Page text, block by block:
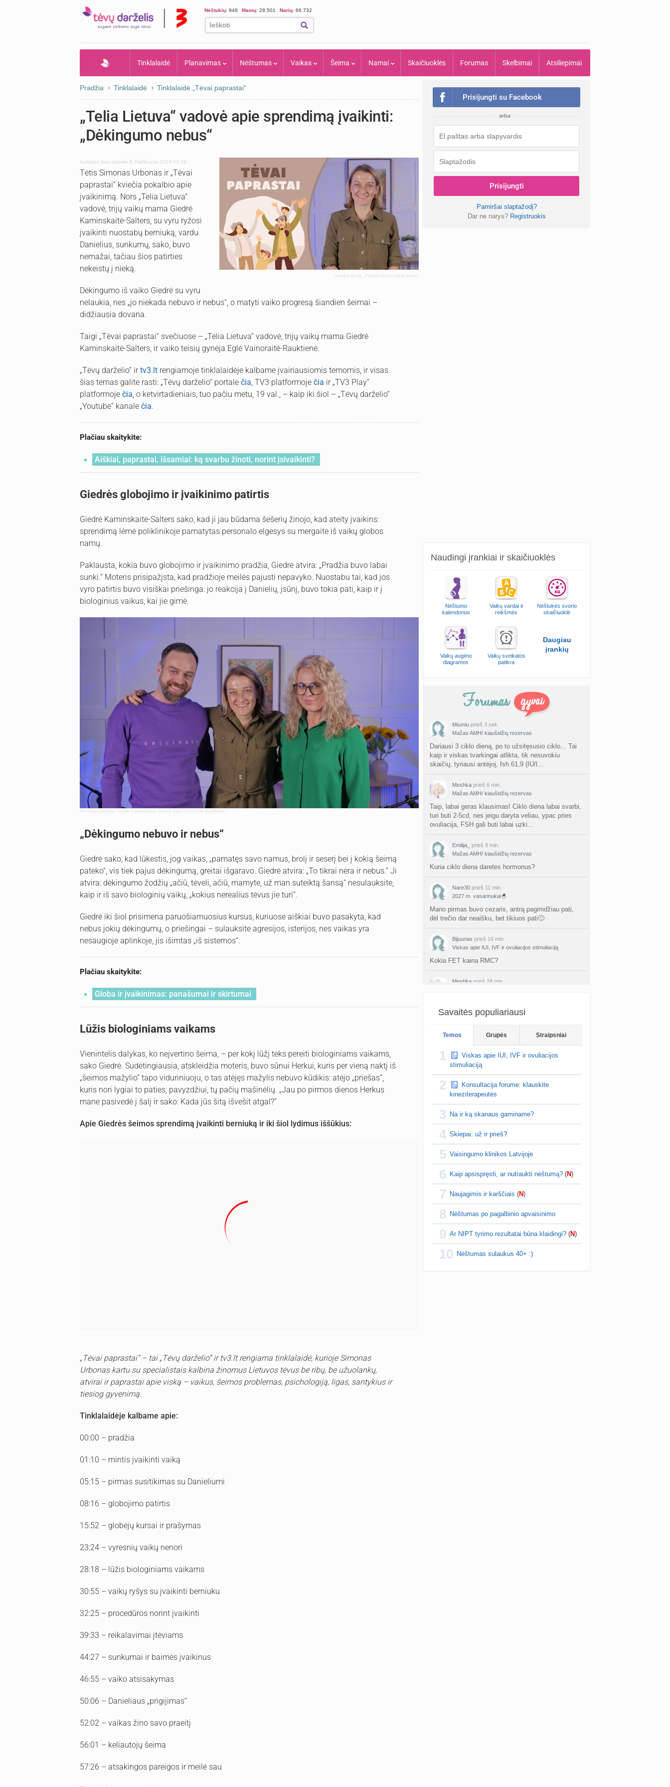
Nėštukių: 949 Mamų: 28.501 Narių: 66.732
Tinklalaidė Planavimas Nėštumas Vaikas Šeima Namai Skaičiuoklės Forumas Skelbimai Atsiliepimai
Pradžia Tinklalaidė Tinklalaidė „Tėvai paprastai“
„Telia Lietuva“ vadovė apie sprendimą įvaikinti:
„Dėkingumo nebus“
Autorius:tevu-darzelis.lt Publikuota: 2024-05-28
Giedrė atvira: „Pradžia buvo labai sunki“
Tėtis Simonas Urbonas ir „Tėvai
paprastai“ kviečia pokalbio apie
įvaikinimą. Nors „Telia Lietuva“
vadovė, trijų vaikų mama Giedrė
Kaminskaitė-Salters, su vyru ryžosi
įvaikinti nuostabų berniuką, vardu
Danielius, sunkumų, sako, buvo
nemažai, tačiau šios patirties
nekeistų į nieką.
Dėkingumo iš vaiko Giedrė su vyru
nelaukia, nes „jo niekada nebuvo ir nebus“, o matyti vaiko progresą šiandien šeimai –
didžiausia dovana.
Taigi „Tėvai paprastai“ svečiuose – „Telia Lietuva“ vadovė, trijų vaikų mama Giedrė
Kaminskaitė-Salters, ir vaiko teisių gynėja Eglė Vainoraitė-Rauktienė.
„Tėvų darželio“ irtv3.lt rengiamoje tinklalaidėje kalbame įvairiausiomis temomis, ir visas
šias temas galite rasti: „Tėvų darželio“ portale čia, TV3 platformoje čia ir „TV3 Play“
platformoje čia, o ketvirtadieniais, tuo pačiu metu, 19 val., – kaip iki šiol – „Tėvų darželio“
„Youtube“ kanale čia.
Plačiau skaitykite:
Aiškiai, paprastai, išsamiai: ką svarbu žinoti, norint įsivaikinti?
Giedrės globojimo ir įvaikinimo patirtis
Giedrė Kaminskaitė-Salters sako, kad ji jau būdama šešerių žinojo, kad ateity įvaikins:
sprendimą lėmė poliklinikoje pamatytas personalo elgesys su mergaite iš vaikų globos
namų.
Paklausta, kokia buvo globojimo ir įvaikinimo pradžia, Giedrė atvira: „Pradžia buvo labai
sunki.“ Moteris prisipažįsta, kad pradžioje meilės pajusti nepavyko. Nuostabu tai, kad jos
vyro patirtis buvo visiškai priešinga: jo reakcija į Danielių, įsūnį, buvo tokia pati, kaip ir į
biologinius vaikus, kai jie gimė.
Simonas Urbonas, Giedrė Kaminskaitė-Salters, Eglė Vainoraitė-Rauktienė
„Dėkingumo nebuvo ir nebus“
Giedrė sako, kad lūkestis, jog vaikas, „pamatęs savo namus, brolį ir seserį bei į kokią šeimą
pateko“, vis tiek pajus dėkingumą, greitai išgaravo. Giedrė atvira: „To tikrai nėra ir nebus.“ Ji
atvira: dėkingumo žodžių „ačiū, tėveli, ačiū, mamyte, už man suteiktą šansą“ nesulauksite,
kaip ir iš savo biologinių vaikų, „kokius nerealius tėvus jie turi“.
Giedrė iki šiol prisimena paruošiamuosius kursus, kuriuose aiškiai buvo pasakyta, kad
nebus jokių dėkingumų, o priešingai – sulauksite agresijos, isterijos, nes vaikas yra
nesaugioje aplinkoje, jis išimtas „iš sistemos“.
Plačiau skaitykite:
Globa ir įvaikinimas: panašumai ir skirtumai
Lūžis biologiniams vaikams
Vienintelis dalykas, ko neįvertino šeima, – per kokį lūžį teks pereiti biologiniams vaikams,
sako Giedrė. Sudėtingiausia, atskleidžia moteris, buvo sūnui Herkui, kuris per vieną naktį iš
„šeimos mažylio“ tapo viduriniuoju, o tas atėjęs mažylis nebuvo kūdikis: atėjo „priešas“,
kuris nori lygiai to paties, pavyzdžiui, tų pačių mašinėlių. „Jau po pirmos dienos Herkus
mane pasivedė į šalį ir sako: Kada jūs šitą išvešit atgal?“
Apie Giedrės šeimos sprendimą įvaikinti berniuką ir iki šiol lydimus iššūkius:
„Tėvai paprastai“ – tai „Tėvų darželio“ ir tv3.lt rengiama tinklalaidė, kurioje Simonas
Urbonas kartu su specialistais kalbina žinomus Lietuvos tėvus be ribų, be užuolankų,
atvirai ir paprastai apie viską – vaikus, šeimos problemas, psichologiją, ligas, santykius ir
tiesiog gyvenimą.
Tinklalaidėje kalbame apie:
00:00 – pradžia
01:10 – mintis įvaikinti vaiką
05:15 – pirmas susitikimas su Danieliumi
08:16 – globojimo patirtis
15:52 – globėjų kursai ir prašymas
23:24 – vyresnių vaikų nenori
28:18 – lūžis biologiniams vaikams
30:55 – vaikų ryšys su įvaikinti berniuku
32:25 – procedūros norint įvaikinti
39:33 – reikalavimai įtėviams
44:27 – sunkumai ir baimės įvaikinus
46:55 – vaiko atsisakymas
50:06 – Danieliaus „prigijimas“
52:02 – vaikas žino savo praeitį
56:01 – keliautojų šeima
57:26 – atsakingos pareigos ir meilė sau
Prisijungti su Facebook
arba
Prisijungti
Pamiršai slaptažodį?
Dar ne narys? Registruokis
Naudingi įrankiai ir skaičiuoklės
Nėštumo
kalendorius
Vaikų vardai ir
reikšmės
Nėštukės svorio
skaičiuoklė
Vaikų augimo
diagramos
Vaikų sveikatos
patikra
Daugiau
įrankių
Miumiu prieš 3 sek.
Mažas AMH/ kiaušidžių rezervas
Dariausi 3 ciklo dieną, po to užsitęsusio ciklo... Tai
kaip ir viskas tvarkingai atlikta, tik nesuvokiu
skaičių, tyriausi antėjoj, fsh 61,9 (IU/l…
Meshka prieš 6 min.
Mažas AMH/ kiaušidžių rezervas
Taip, labai geras klausimas! Ciklo diena labai svarbi,
turi buti 2-5cd, nes jeigu daryta veliau, ypac pries
ovuliacija, FSH gali buti labai uzki…
Emilija_
prieš 8 min.
Mažas AMH/ kiaušidžių rezervas
Kuria ciklo diena daretes hormonus?
Nare30 prieš 11 min.
2027 m. vasarinukai🐣
Mano pirmas buvo cezaris, antrą pagimdžiau pati,
dėl trečio dar neaišku, bet tikiuos pati🙂
Bijuunas prieš 16 min.
Viskas apie IUI, IVF ir ovuliacijos stimuliaciją
Kokia FET kaina RMC?
Meshka prieš 18 min.
siuos tyrimus kitoje laboratorijoje, ir pasidarykite
Savaitės populiariausi
Temos Grupės Straipsniai
1
Viskas apie IUI, IVF ir ovuliacijos
stimuliaciją
2
Konsultacija forume: klauskite
kineziterapeutės
3 Na ir ką skanaus gaminame?
4 Skiepai: už ir prieš?
5 Vaisingumo klinikos Latvijoje
6 Kaip apsispręsti, ar nutraukti nėštumą? (N)
7 Naujagimis ir karščiais (N)
8 Nėštumas po pagalbinio apvaisinimo
9 Ar NIPT tyrimo rezultatai būna klaidingi? (N)
10 Nėštumas sulaukus 40+ :)